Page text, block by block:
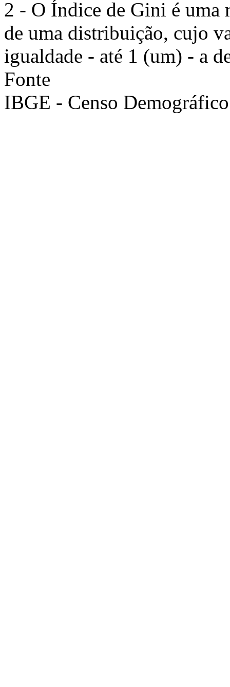
2 - O Índice de Gini é uma
de uma distribuição, cujo
igualdade - até 1 (um) - a
Fonte
IBGE - Censo Demográfico